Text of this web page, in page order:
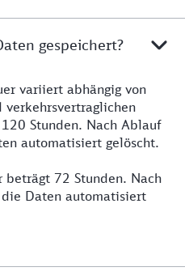
gespeichert?
variiert abhängig von
Stunden. Nach Ablauf
automatisiert gelöscht.
72 Stunden. Nach
Daten automatisiert